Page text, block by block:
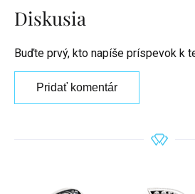
Diskusia
Buďte prvý, kto napíše príspevok k
Pridať komentár